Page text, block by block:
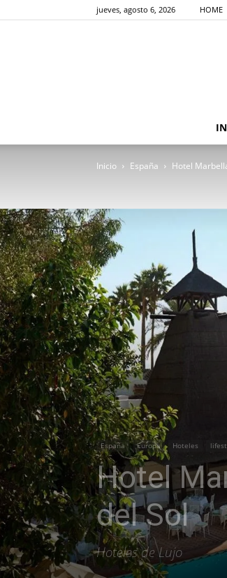
jueves, agosto 6, 2026 HOME
Inicio España Hotel
España Europa Hoteles
Hotel
del Sol
Hoteles de Lujo